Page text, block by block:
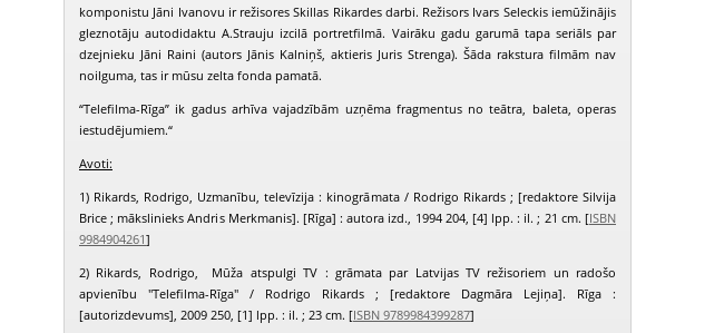
komponistu Jāni Ivanovu ir režisores Skillas Rikardes darbi. Režisors Ivars Seleckis iemūžinājis
gleznotāju autodidaktu A.Strauju izcilā portretfilmā. Vairāku gadu garumā tapa seriāls par
dzejnieku Jāni Raini (autors Jānis Kalniņš, aktieris Juris Strenga). Šāda rakstura filmām nav
noilguma, tas ir mūsu zelta fonda pamatā.
“Telefilma-Rīga” ik gadus arhīva vajadzībām uzņēma fragmentus no teātra, baleta, operas
iestudējumiem.“
Avoti:
1) Rikards, Rodrigo, Uzmanību, televīzija : kinogrāmata / Rodrigo Rikards ; [redaktore Silvija
Brice ; mākslinieks Andris Merkmanis]. [Rīga] : autora izd., 1994 204, [4] lpp. : il. ; 21 cm. [ISBN
9984904261]
2) Rikards, Rodrigo, Mūža atspulgi TV : grāmata par Latvijas TV režisoriem un radošo
apvienību "Telefilma-Rīga" / Rodrigo Rikards ; [redaktore Dagmāra Lejiņa]. Rīga :
[autorizdevums], 2009 250, [1] lpp. : il. ; 23 cm. [ISBN 9789984399287]